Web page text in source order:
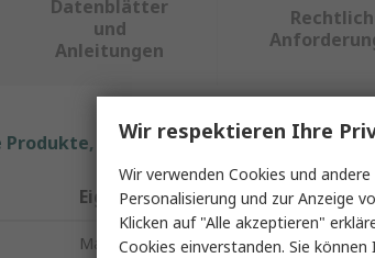
Datenblätter
und
Anleitungen
Produkte, indem Sie ein oder mehrere
Eigenschaft
Marke
Wir respektieren Ihre
Wir verwenden Cookies und
Personalisierung und zur Anzeige
Klicken auf "Alle akzeptieren"
Cookies einverstanden. Sie